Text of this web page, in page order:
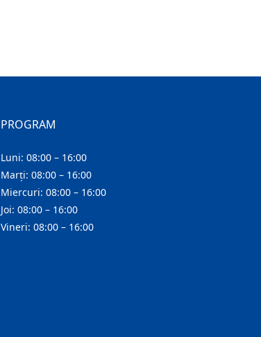
PROGRAM
Luni: 08:00 – 16:00
Marți: 08:00 – 16:00
Miercuri: 08:00 – 16:00
Joi: 08:00 – 16:00
Vineri: 08:00 – 16:00